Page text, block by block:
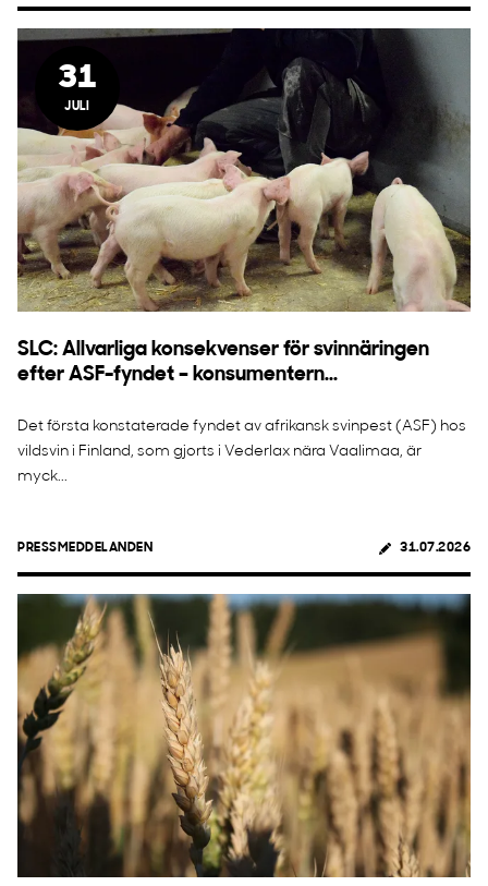
31
JULI
SLC: Allvarliga konsekvenser för svinnäringen
efter ASF-fyndet – konsumentern...
Det första konstaterade fyndet av afrikansk svinpest (ASF) hos
vildsvin i Finland, som gjorts i Vederlax nära Vaalimaa, är
myck...
PRESSMEDDELANDEN 31.07.2026